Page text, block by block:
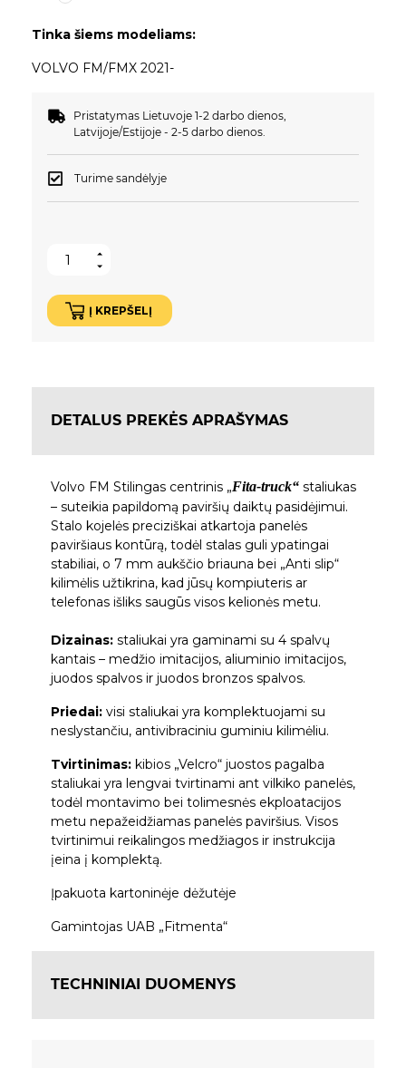
Tinka šiems modeliams:
VOLVO FM/FMX 2021-
Pristatymas Lietuvoje 1-2 darbo dienos,
Latvijoje/Estijoje - 2-5 darbo dienos.
Turime sandėlyje
Į KREPŠELĮ
DETALUS PREKĖS APRAŠYMAS
Volvo FM Stilingas centrinis „Fita-truck“ staliukas
– suteikia papildomą paviršių daiktų pasidėjimui.
Stalo kojelės preciziškai atkartoja panelės
paviršiaus kontūrą, todėl stalas guli ypatingai
stabiliai, o 7 mm aukščio briauna bei „Anti slip“
kilimėlis užtikrina, kad jūsų kompiuteris ar
telefonas išliks saugūs visos kelionės metu.
Dizainas: staliukai yra gaminami su 4 spalvų
kantais – medžio imitacijos, aliuminio imitacijos,
juodos spalvos ir juodos bronzos spalvos.
Priedai: visi staliukai yra komplektuojami su
neslystančiu, antivibraciniu guminiu kilimėliu.
Tvirtinimas: kibios „Velcro“ juostos pagalba
staliukai yra lengvai tvirtinami ant vilkiko panelės,
todėl montavimo bei tolimesnės ekploatacijos
metu nepažeidžiamas panelės paviršius. Visos
tvirtinimui reikalingos medžiagos ir instrukcija
įeina į komplektą.
Įpakuota kartoninėje dėžutėje
Gamintojas UAB „Fitmenta“
TECHNINIAI DUOMENYS